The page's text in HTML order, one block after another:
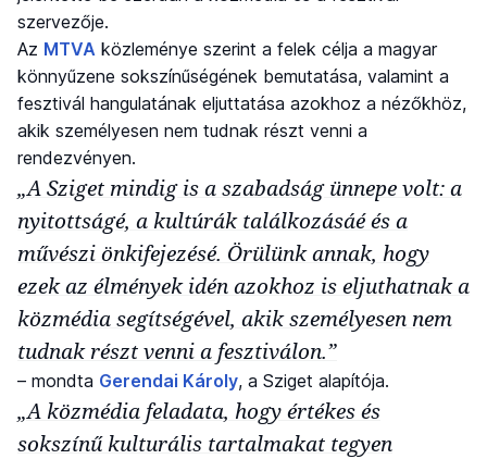
szervezője.
Az MTVA közleménye szerint a felek célja a magyar
könnyűzene sokszínűségének bemutatása, valamint a
fesztivál hangulatának eljuttatása azokhoz a nézőkhöz,
akik személyesen nem tudnak részt venni a
rendezvényen.
„A Sziget mindig is a szabadság ünnepe volt: a
nyitottságé, a kultúrák találkozásáé és a
művészi önkifejezésé. Örülünk annak, hogy
ezek az élmények idén azokhoz is eljuthatnak a
közmédia segítségével, akik személyesen nem
tudnak részt venni a fesztiválon.”
– mondta Gerendai Károly, a Sziget alapítója.
„A közmédia feladata, hogy értékes és
sokszínű kulturális tartalmakat tegyen